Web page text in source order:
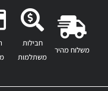
משלוח מהיר
חבילות
משתלמות